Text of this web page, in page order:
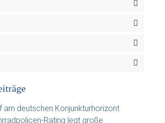
am deutschen Konjunkturhorizont
Rating legt große